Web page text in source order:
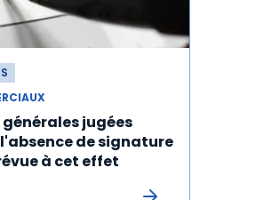
jugées
de signature
à cet effet